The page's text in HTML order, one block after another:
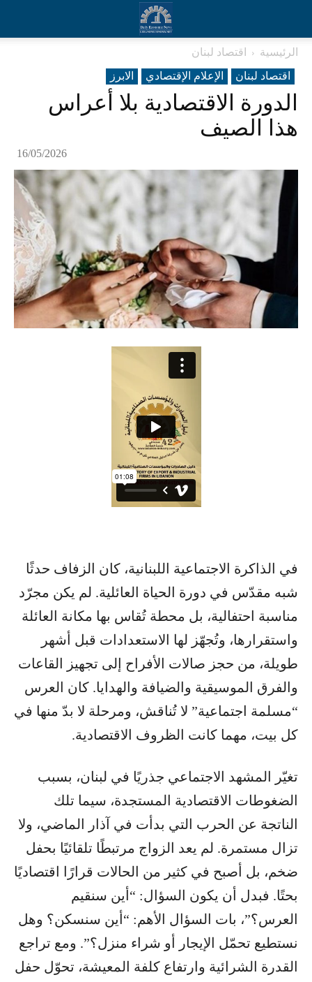
الرئيسية
اقتصاد لبنان
اقتصاد لبنان
الإعلام الإقتصادي الابرز
الدورة الاقتصادية بلا أعراس
هذا الصيف
16/05/2026
في الذاكرة الاجتماعية اللبنانية، كان الزفاف حدثًا
شبه مقدّس في دورة الحياة العائلية. لم يكن مجرّد
مناسبة احتفالية، بل محطة تُقاس بها مكانة العائلة
واستقرارها، وتُجهّز لها الاستعدادات قبل أشهر
طويلة، من حجز صالات الأفراح إلى تجهيز القاعات
والفرق الموسيقية والضيافة والهدايا. كان العرس
“مسلمة اجتماعية” لا تُناقش، ومرحلة لا بدّ منها في
كل بيت، مهما كانت الظروف الاقتصادية.
تغيّر المشهد الاجتماعي جذريًا في لبنان، بسبب
الضغوطات الاقتصادية المستجدة، سيما تلك
الناتجة عن الحرب التي بدأت في آذار الماضي، ولا
تزال مستمرة. لم يعد الزواج مرتبطًا تلقائيًا بحفل
ضخم، بل أصبح في كثير من الحالات قرارًا اقتصاديًا
بحتًا. فبدل أن يكون السؤال: “أين سنقيم
العرس؟”، بات السؤال الأهم: “أين سنسكن؟ وهل
نستطيع تحمّل الإيجار أو شراء منزل؟”. ومع تراجع
القدرة الشرائية وارتفاع كلفة المعيشة، تحوّل حفل